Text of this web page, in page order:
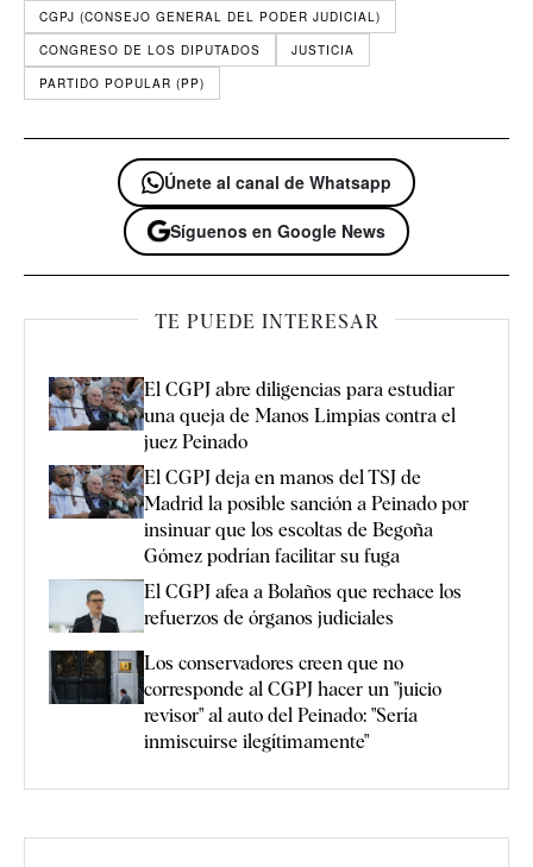
CGPJ (CONSEJO GENERAL DEL PODER JUDICIAL)
CONGRESO DE LOS DIPUTADOS
JUSTICIA
PARTIDO POPULAR (PP)
Únete al canal de Whatsapp
Síguenos en Google News
TE PUEDE INTERESAR
El CGPJ abre diligencias para estudiar
una queja de Manos Limpias contra el
juez Peinado
El CGPJ deja en manos del TSJ de
Madrid la posible sanción a Peinado por
insinuar que los escoltas de Begoña
Gómez podrían facilitar su fuga
El CGPJ afea a Bolaños que rechace los
refuerzos de órganos judiciales
Los conservadores creen que no
corresponde al CGPJ hacer un "juicio
revisor" al auto del Peinado: "Sería
inmiscuirse ilegítimamente"